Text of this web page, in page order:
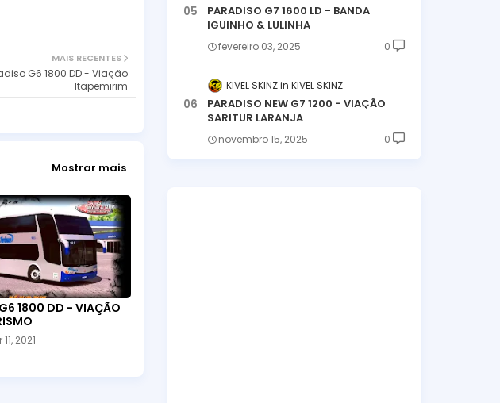
MAIS RECENTES
G6 1800 DD - Viação
Itapemirim
Mostrar mais
1800 DD - VIAÇÃO
2021
PARADISO G7 1600 LD - BANDA
IGUINHO & LULINHA
fevereiro 03, 2025 0
KIVEL SKINZ KIVEL SKINZ
PARADISO NEW G7 1200 - VIAÇÃO
SARITUR LARANJA
novembro 15, 2025 0